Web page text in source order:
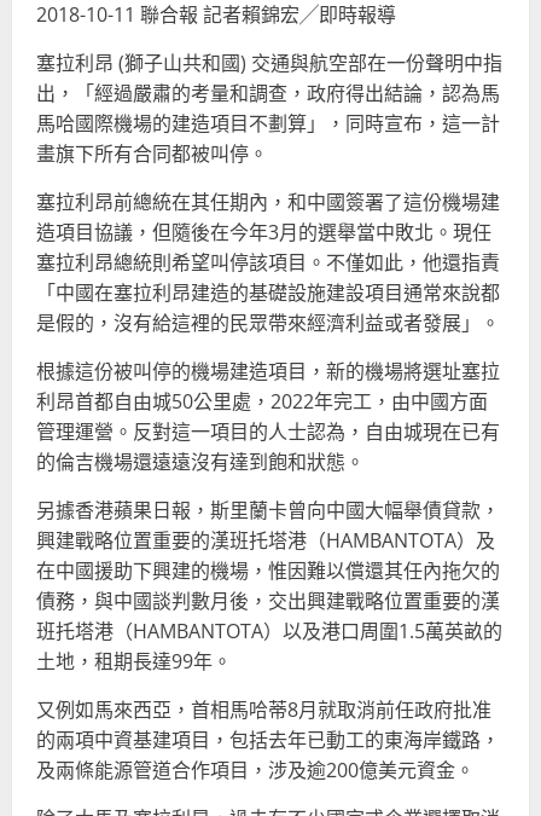
2018-10-11 聯合報 記者賴錦宏╱即時報導
塞拉利昂 (獅子山共和國) 交通與航空部在一份聲明中指
出，「經過嚴肅的考量和調查，政府得出結論，認為馬
馬哈國際機場的建造項目不劃算」，同時宣布，這一計
畫旗下所有合同都被叫停。
塞拉利昂前總統在其任期內，和中國簽署了這份機場建
造項目協議，但隨後在今年3月的選舉當中敗北。現任
塞拉利昂總統則希望叫停該項目。不僅如此，他還指責
「中國在塞拉利昂建造的基礎設施建設項目通常來說都
是假的，沒有給這裡的民眾帶來經濟利益或者發展」。
根據這份被叫停的機場建造項目，新的機場將選址塞拉
利昂首都自由城50公里處，2022年完工，由中國方面
管理運營。反對這一項目的人士認為，自由城現在已有
的倫吉機場還遠遠沒有達到飽和狀態。
另據香港蘋果日報，斯里蘭卡曾向中國大幅舉債貸款，
興建戰略位置重要的漢班托塔港（HAMBANTOTA）及
在中國援助下興建的機場，惟因難以償還其任內拖欠的
債務，與中國談判數月後，交出興建戰略位置重要的漢
班托塔港（HAMBANTOTA）以及港口周圍1.5萬英畝的
土地，租期長達99年。
又例如馬來西亞，首相馬哈蒂8月就取消前任政府批准
的兩項中資基建項目，包括去年已動工的東海岸鐵路，
及兩條能源管道合作項目，涉及逾200億美元資金。